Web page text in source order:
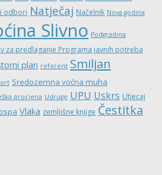
odbori Natječaj Načelnik Nova godina
Slivno Podgradina
za predlaganje Programa javnih potreba
plan referent Smiljan
Sredozemna voćna muha
procjena Udruge UPU Uskrs Utjecaj
Vlaka zemljišne knjige Čestitka